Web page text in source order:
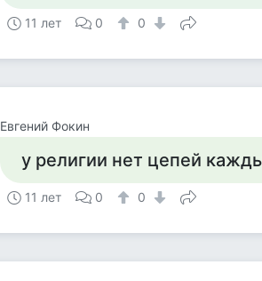
11 лет 0 0
Евгений Фокин
у религии нет цепей
11 лет 0 0